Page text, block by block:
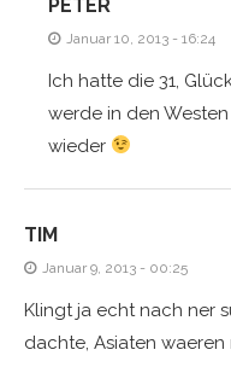
PETER
Januar 10, 2013 - 16:24
Ich hatte die 31,
werde in den
wieder
TIM
Januar 9, 2013 - 00:25
Klingt ja echt nach ner
dachte, Asiaten